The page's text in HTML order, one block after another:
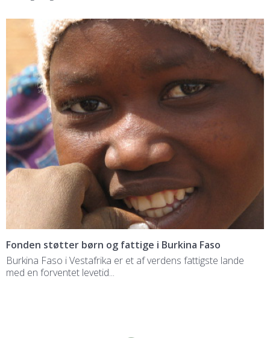
Fonden støtter børn og fattige i Burkina Faso
Burkina Faso i Vestafrika er et af verdens fattigste lande
med en forventet levetid...